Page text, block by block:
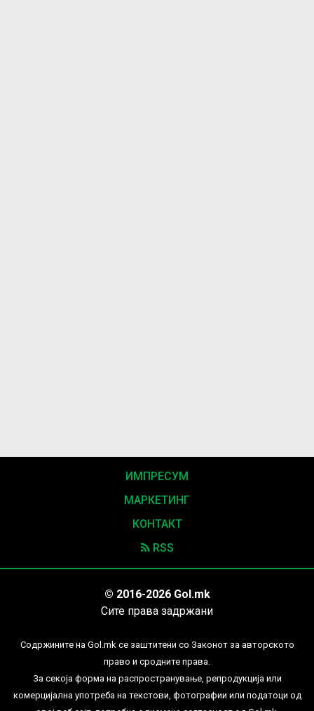
ИМПРЕСУМ
МАРКЕТИНГ
КОНТАКТ
RSS
© 2016-2026 Gol.mk
Сите права задржани
Содржините на Gol.mk се заштитени со Законот за авторското
право и сродните права.
За секоја форма на распространување, репродукција или
комерцијална употреба на текстови, фотографии или податоци од